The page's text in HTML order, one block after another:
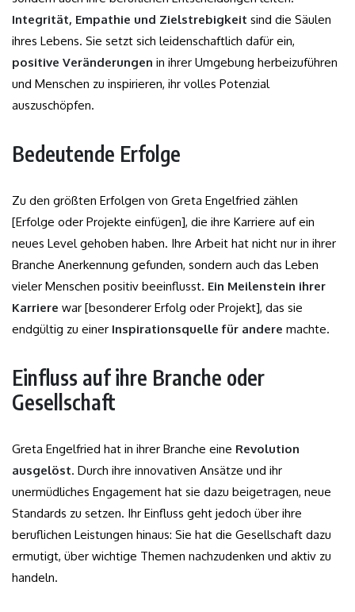
Integrität, Empathie und Zielstrebigkeit sind die Säulen
ihres Lebens. Sie setzt sich leidenschaftlich dafür ein,
positive Veränderungen in ihrer Umgebung herbeizuführen
und Menschen zu inspirieren, ihr volles Potenzial
auszuschöpfen.
Bedeutende Erfolge
Zu den größten Erfolgen von Greta Engelfried zählen
[Erfolge oder Projekte einfügen], die ihre Karriere auf ein
neues Level gehoben haben. Ihre Arbeit hat nicht nur in ihrer
Branche Anerkennung gefunden, sondern auch das Leben
vieler Menschen positiv beeinflusst. Ein Meilenstein ihrer
Karriere war [besonderer Erfolg oder Projekt], das sie
endgültig zu einer Inspirationsquelle für andere machte.
Einfluss auf ihre Branche oder
Gesellschaft
Greta Engelfried hat in ihrer Branche eine Revolution
ausgelöst. Durch ihre innovativen Ansätze und ihr
unermüdliches Engagement hat sie dazu beigetragen, neue
Standards zu setzen. Ihr Einfluss geht jedoch über ihre
beruflichen Leistungen hinaus: Sie hat die Gesellschaft dazu
ermutigt, über wichtige Themen nachzudenken und aktiv zu
handeln.